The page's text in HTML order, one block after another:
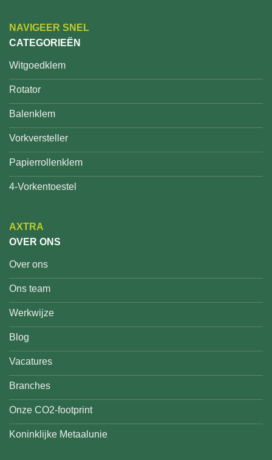
NAVIGEER SNEL
CATEGORIEËN
Witgoedklem
Rotator
Balenklem
Vorkversteller
Papierrollenklem
4-Vorkentoestel
AXTRA
OVER ONS
Over ons
Ons team
Werkwijze
Blog
Vacatures
Branches
Onze CO2-footprint
Koninklijke Metaalunie